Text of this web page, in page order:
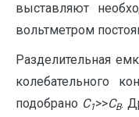
выставляют
вольтметром
Разделительная
колебательного
подобрано С1>>СB.